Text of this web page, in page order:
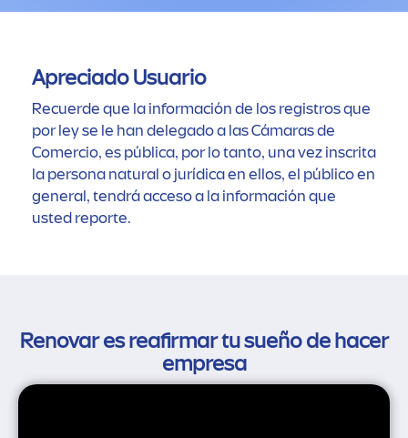
Apreciado Usuario
Recuerde que la información de los registros que
por ley se le han delegado a las Cámaras de
Comercio, es pública, por lo tanto, una vez inscrita
la persona natural o jurídica en ellos, el público en
general, tendrá acceso a la información que
usted reporte.
Renovar es reafirmar tu sueño de hacer
empresa